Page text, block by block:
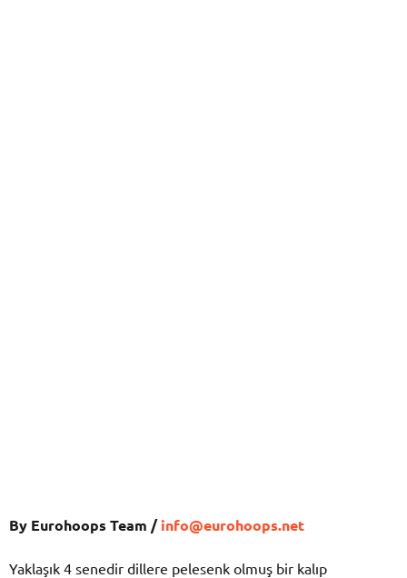
By Eurohoops Team /info@eurohoops.net
Yaklaşık 4 senedir dillere pelesenk olmuş bir kalıp